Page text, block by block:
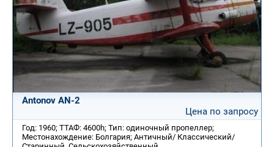
Antonov AN-2
Цена по запросу
Год: 1960; ТТАФ: 4600h; Тип: одиночный пропеллер;
Местонахождение: Болгария; Античный/ Классический/